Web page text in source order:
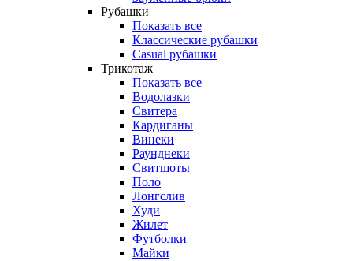
Рубашки
Показать все
Классические рубашки
Casual рубашки
Трикотаж
Показать все
Водолазки
Свитера
Кардиганы
Винеки
Раунднеки
Свитшоты
Поло
Лонгслив
Худи
Жилет
Футболки
Майки